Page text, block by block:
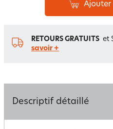
RETOURS GRATUITS et
savoir +
Descriptif détaillé